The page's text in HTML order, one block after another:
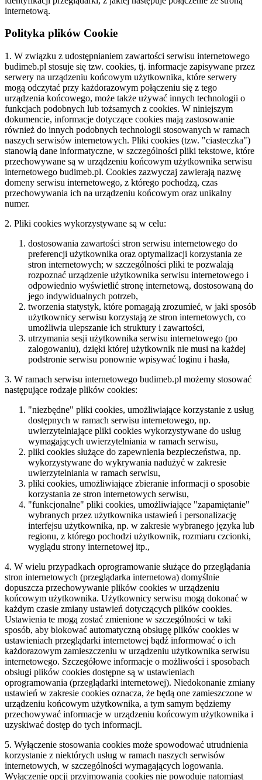
internetową.
Polityka plików Cookie
1. W związku z udostępnianiem zawartości serwisu internetowego
budimeb.pl stosuje się tzw. cookies, tj. informacje zapisywane przez
serwery na urządzeniu końcowym użytkownika, które serwery
mogą odczytać przy każdorazowym połączeniu się z tego
urządzenia końcowego, może także używać innych technologii o
funkcjach podobnych lub tożsamych z cookies. W niniejszym
dokumencie, informacje dotyczące cookies mają zastosowanie
również do innych podobnych technologii stosowanych w ramach
naszych serwisów internetowych. Pliki cookies (tzw. "ciasteczka")
stanowią dane informatyczne, w szczególności pliki tekstowe, które
przechowywane są w urządzeniu końcowym użytkownika serwisu
internetowego budimeb.pl. Cookies zazwyczaj zawierają nazwę
domeny serwisu internetowego, z którego pochodzą, czas
przechowywania ich na urządzeniu końcowym oraz unikalny
numer.
2. Pliki cookies wykorzystywane są w celu:
dostosowania zawartości stron serwisu internetowego do
preferencji użytkownika oraz optymalizacji korzystania ze
stron internetowych; w szczególności pliki te pozwalają
rozpoznać urządzenie użytkownika serwisu internetowego i
odpowiednio wyświetlić stronę internetową, dostosowaną do
jego indywidualnych potrzeb,
tworzenia statystyk, które pomagają zrozumieć, w jaki sposób
użytkownicy serwisu korzystają ze stron internetowych, co
umożliwia ulepszanie ich struktury i zawartości,
utrzymania sesji użytkownika serwisu internetowego (po
zalogowaniu), dzięki której użytkownik nie musi na każdej
podstronie serwisu ponownie wpisywać loginu i hasła,
3. W ramach serwisu internetowego budimeb.pl możemy stosować
następujące rodzaje plików cookies:
"niezbędne" pliki cookies, umożliwiające korzystanie z usług
dostępnych w ramach serwisu internetowego, np.
uwierzytelniające pliki cookies wykorzystywane do usług
wymagających uwierzytelniania w ramach serwisu,
pliki cookies służące do zapewnienia bezpieczeństwa, np.
wykorzystywane do wykrywania nadużyć w zakresie
uwierzytelniania w ramach serwisu,
pliki cookies, umożliwiające zbieranie informacji o sposobie
korzystania ze stron internetowych serwisu,
"funkcjonalne" pliki cookies, umożliwiające "zapamiętanie"
wybranych przez użytkownika ustawień i personalizację
interfejsu użytkownika, np. w zakresie wybranego języka lub
regionu, z którego pochodzi użytkownik, rozmiaru czcionki,
wyglądu strony internetowej itp.,
4. W wielu przypadkach oprogramowanie służące do przeglądania
stron internetowych (przeglądarka internetowa) domyślnie
dopuszcza przechowywanie plików cookies w urządzeniu
końcowym użytkownika. Użytkownicy serwisu mogą dokonać w
każdym czasie zmiany ustawień dotyczących plików cookies.
Ustawienia te mogą zostać zmienione w szczególności w taki
sposób, aby blokować automatyczną obsługę plików cookies w
ustawieniach przeglądarki internetowej bądź informować o ich
każdorazowym zamieszczeniu w urządzeniu użytkownika serwisu
internetowego. Szczegółowe informacje o możliwości i sposobach
obsługi plików cookies dostępne są w ustawieniach
oprogramowania (przeglądarki internetowej). Niedokonanie zmiany
ustawień w zakresie cookies oznacza, że będą one zamieszczone w
urządzeniu końcowym użytkownika, a tym samym będziemy
przechowywać informacje w urządzeniu końcowym użytkownika i
uzyskiwać dostęp do tych informacji.
5. Wyłączenie stosowania cookies może spowodować utrudnienia
korzystanie z niektórych usług w ramach naszych serwisów
internetowych, w szczególności wymagających logowania.
Wyłączenie opcji przyjmowania cookies nie powoduje natomiast